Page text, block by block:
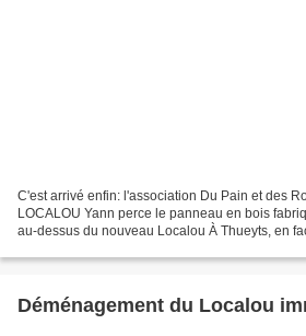
C'est arrivé enfin: l'association Du Pain et des
LOCALOU Yann perce le panneau en bois
au-dessus du nouveau Localou À Thueyts, en
Déménagement du Localou